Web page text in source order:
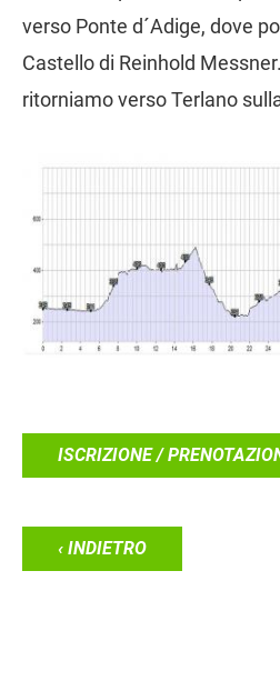
verso Ponte d´Adige, dove
Castello di Reinhold
ritorniamo verso Terlano
ISCRIZIONE /
‹ INDIETRO